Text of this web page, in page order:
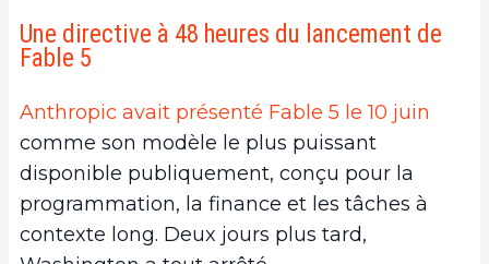
Une directive à 48 heures du lancement de
Fable 5
Anthropic avait présenté Fable 5 le 10 juin
comme son modèle le plus puissant
disponible publiquement, conçu pour la
programmation, la finance et les tâches à
contexte long. Deux jours plus tard,